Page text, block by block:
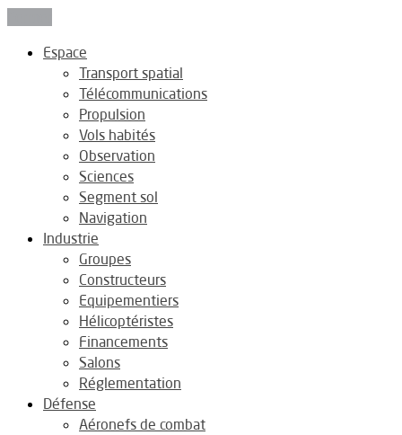
Espace
Transport spatial
Télécommunications
Propulsion
Vols habités
Observation
Sciences
Segment sol
Navigation
Industrie
Groupes
Constructeurs
Equipementiers
Hélicoptéristes
Financements
Salons
Réglementation
Défense
Aéronefs de combat